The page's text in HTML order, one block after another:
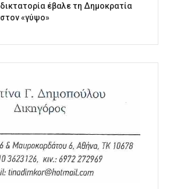
δικτατορία έβαλε τη Δημοκρατία
στον «γύψο»